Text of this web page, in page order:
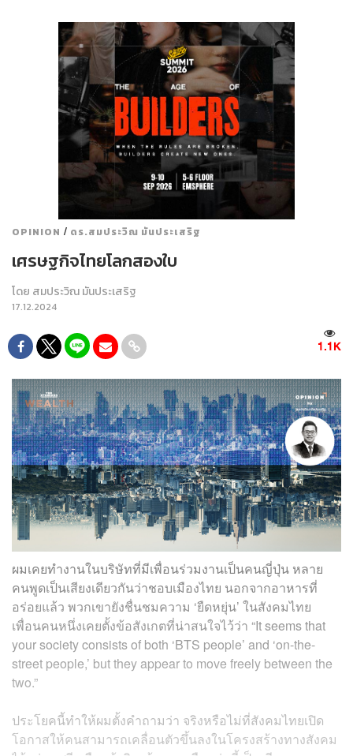
OPINION / ดร.สมประวิณ มันประเสริฐ
เศรษฐกิจไทยโลกสองใบ
โดย สมประวิณ มันประเสริฐ
17.12.2024
1.1K
ผมเคยทำงานในบริษัทที่มีเพื่อนร่วมงานเป็นคนญี่ปุ่น หลาย
คนพูดเป็นเสียงเดียวกันว่าชอบเมืองไทย นอกจากอาหารที่
อร่อยแล้ว พวกเขายังชื่นชมความ ‘ยืดหยุ่น’ ในสังคมไทย
เพื่อนคนหนึ่งเคยตั้งข้อสังเกตที่น่าสนใจไว้ว่า “It seems that
your society consists of both ‘BTS people’ and ‘on-the-
street people,’ but they appear to move freely between the
two.”
ประโยคนี้ทำให้ผมตั้งคำถามว่า จริงหรือไม่ที่สังคมไทยเปิด
โอกาสให้คนสามารถเคลื่อนตัวขึ้นลงในโครงสร้างทางสังคม